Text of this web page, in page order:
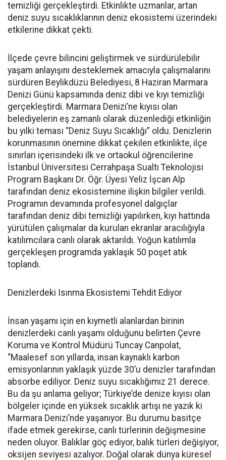
temizliği gerçekleştirdi. Etkinlikte uzmanlar, artan
deniz suyu sıcaklıklarının deniz ekosistemi üzerindeki
etkilerine dikkat çekti.
İlçede çevre bilincini geliştirmek ve sürdürülebilir
yaşam anlayışını desteklemek amacıyla çalışmalarını
sürdüren Beylikdüzü Belediyesi, 8 Haziran Marmara
Denizi Günü kapsamında deniz dibi ve kıyı temizliği
gerçekleştirdi. Marmara Denizi’ne kıyısı olan
belediyelerin eş zamanlı olarak düzenlediği etkinliğin
bu yılki teması “Deniz Suyu Sıcaklığı” oldu. Denizlerin
korunmasının önemine dikkat çekilen etkinlikte, ilçe
sınırları içerisindeki ilk ve ortaokul öğrencilerine
İstanbul Üniversitesi Cerrahpaşa Sualtı Teknolojisi
Program Başkanı Dr. Öğr. Üyesi Yeliz İşcan Alp
tarafından deniz ekosistemine ilişkin bilgiler verildi.
Programın devamında profesyonel dalgıçlar
tarafından deniz dibi temizliği yapılırken, kıyı hattında
yürütülen çalışmalar da kurulan ekranlar aracılığıyla
katılımcılara canlı olarak aktarıldı. Yoğun katılımla
gerçekleşen programda yaklaşık 50 poşet atık
toplandı.
Denizlerdeki Isınma Ekosistemi Tehdit Ediyor
İnsan yaşamı için en kıymetli alanlardan birinin
denizlerdeki canlı yaşamı olduğunu belirten Çevre
Koruma ve Kontrol Müdürü Tuncay Canpolat,
“Maalesef son yıllarda, insan kaynaklı karbon
emisyonlarının yaklaşık yüzde 30’u denizler tarafından
absorbe ediliyor. Deniz suyu sıcaklığımız 21 derece.
Bu da şu anlama geliyor; Türkiye’de denize kıyısı olan
bölgeler içinde en yüksek sıcaklık artışı ne yazık ki
Marmara Denizi’nde yaşanıyor. Bu durumu basitçe
ifade etmek gerekirse, canlı türlerinin değişmesine
neden oluyor. Balıklar göç ediyor, balık türleri değişiyor,
oksijen seviyesi azalıyor. Doğal olarak dünya küresel